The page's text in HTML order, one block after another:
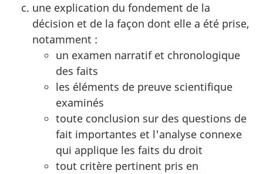
une explication du fondement de la
décision et de la façon dont elle a été prise,
notamment :
un examen narratif et chronologique
des faits
les éléments de preuve scientifique
examinés
toute conclusion sur des questions de
fait importantes et l'analyse connexe
qui applique les faits du droit
tout critère pertinent pris en